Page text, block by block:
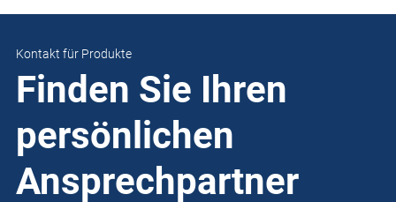
Kontakt für Produkte
Finden Sie Ihren
persönlichen
Ansprechpartner